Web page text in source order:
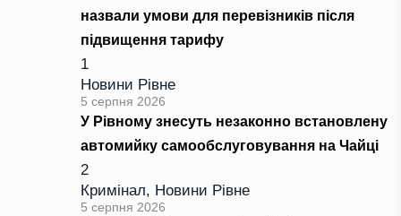
назвали умови для перевізників після
підвищення тарифу
1
Новини Рівне
5 серпня 2026
У Рівному знесуть незаконно встановлену
автомийку самообслуговування на Чайці
2
Кримінал, Новини Рівне
5 серпня 2026